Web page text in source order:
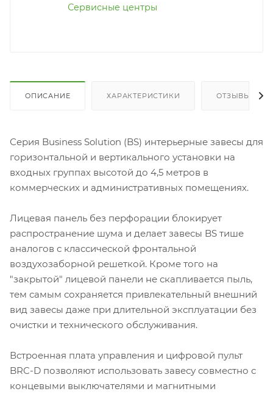
Сервисные центры
ОПИСАНИЕ ХАРАКТЕРИСТИКИ ОТЗЫВЫ
Серия Business Solution (BS) интерьерные завесы для
горизонтальной и вертикального установки на
входных группах высотой до 4,5 метров в
коммерческих и административных помещениях.
Лицевая панель без перфорации блокирует
распространение шума и делает завесы BS тише
аналогов с классической фронтальной
воздухозаборной решеткой. Кроме того на
"закрытой" лицевой панели не скапливается пыль,
тем самым сохраняется привлекательный внешний
вид завесы даже при длительной эксплуатации без
очистки и технического обслуживания.
Встроенная плата управления и цифровой пульт
BRC-D позволяют использовать завесу совместно с
концевыми выключателями и магнитными